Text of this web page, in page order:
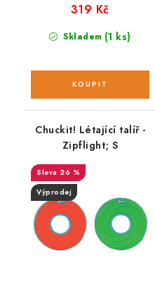
Skladem (1 ks)
319 Kč
Chuckit! Létající talíř -
Zipflight; S
26 %
Výprodej